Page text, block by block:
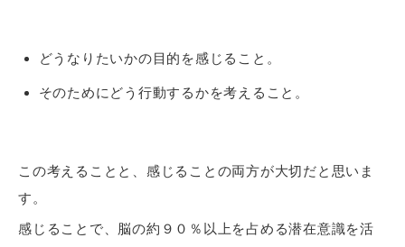
どうなりたいかの目的を感じること。
そのためにどう行動するかを考えること。
この考えることと、感じることの両方が大切だと思いま
す。
感じることで、脳の約９０％以上を占める潜在意識を活